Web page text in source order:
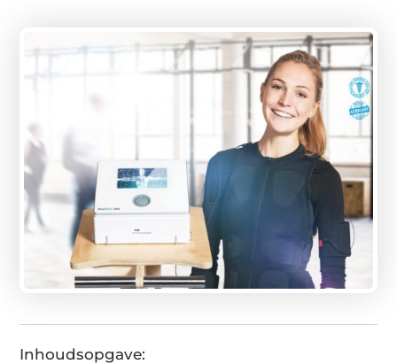
Inhoudsopgave: